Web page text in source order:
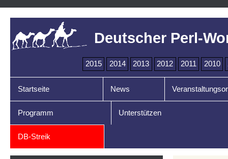
Deutscher Perl-
2015 2014 2013 2012 2011 2010
Startseite News
Programm Unterstützen
DB-Streik